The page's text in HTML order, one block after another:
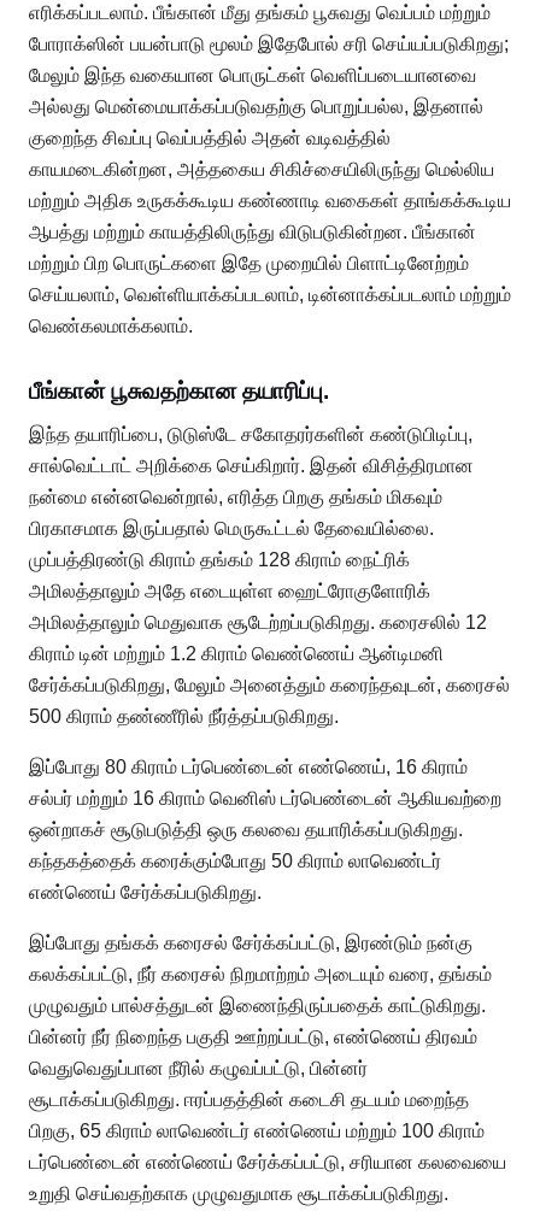
எரிக்கப்படலாம். பீங்கான் மீது தங்கம் பூசுவது வெப்பம் மற்றும்
போராக்ஸின் பயன்பாடு மூலம் இதேபோல் சரி செய்யப்படுகிறது;
மேலும் இந்த வகையான பொருட்கள் வெளிப்படையானவை
அல்லது மென்மையாக்கப்படுவதற்கு பொறுப்பல்ல, இதனால்
குறைந்த சிவப்பு வெப்பத்தில் அதன் வடிவத்தில்
காயமடைகின்றன, அத்தகைய சிகிச்சையிலிருந்து மெல்லிய
மற்றும் அதிக உருகக்கூடிய கண்ணாடி வகைகள் தாங்கக்கூடிய
ஆபத்து மற்றும் காயத்திலிருந்து விடுபடுகின்றன. பீங்கான்
மற்றும் பிற பொருட்களை இதே முறையில் பிளாட்டினேற்றம்
செய்யலாம், வெள்ளியாக்கப்படலாம், டின்னாக்கப்படலாம் மற்றும்
வெண்கலமாக்கலாம்.
பீங்கான் பூசுவதற்கான தயாரிப்பு.
இந்த தயாரிப்பை, டுடுஸ்டே சகோதரர்களின் கண்டுபிடிப்பு,
சால்வெட்டாட் அறிக்கை செய்கிறார். இதன் விசித்திரமான
நன்மை என்னவென்றால், எரித்த பிறகு தங்கம் மிகவும்
பிரகாசமாக இருப்பதால் மெருகூட்டல் தேவையில்லை.
முப்பத்திரண்டு கிராம் தங்கம் 128 கிராம் நைட்ரிக்
அமிலத்தாலும் அதே எடையுள்ள ஹைட்ரோகுளோரிக்
அமிலத்தாலும் மெதுவாக சூடேற்றப்படுகிறது. கரைசலில் 12
கிராம் டின் மற்றும் 1.2 கிராம் வெண்ணெய் ஆன்டிமனி
சேர்க்கப்படுகிறது, மேலும் அனைத்தும் கரைந்தவுடன், கரைசல்
500 கிராம் தண்ணீரில் நீர்த்தப்படுகிறது.
இப்போது 80 கிராம் டர்பெண்டைன் எண்ணெய், 16 கிராம்
சல்பர் மற்றும் 16 கிராம் வெனிஸ் டர்பெண்டைன் ஆகியவற்றை
ஒன்றாகச் சூடுபடுத்தி ஒரு கலவை தயாரிக்கப்படுகிறது.
கந்தகத்தைக் கரைக்கும்போது 50 கிராம் லாவெண்டர்
எண்ணெய் சேர்க்கப்படுகிறது.
இப்போது தங்கக் கரைசல் சேர்க்கப்பட்டு, இரண்டும் நன்கு
கலக்கப்பட்டு, நீர் கரைசல் நிறமாற்றம் அடையும் வரை, தங்கம்
முழுவதும் பால்சத்துடன் இணைந்திருப்பதைக் காட்டுகிறது.
பின்னர் நீர் நிறைந்த பகுதி ஊற்றப்பட்டு, எண்ணெய் திரவம்
வெதுவெதுப்பான நீரில் கழுவப்பட்டு, பின்னர்
சூடாக்கப்படுகிறது. ஈரப்பதத்தின் கடைசி தடயம் மறைந்த
பிறகு, 65 கிராம் லாவெண்டர் எண்ணெய் மற்றும் 100 கிராம்
டர்பெண்டைன் எண்ணெய் சேர்க்கப்பட்டு, சரியான கலவையை
உறுதி செய்வதற்காக முழுவதுமாக சூடாக்கப்படுகிறது.